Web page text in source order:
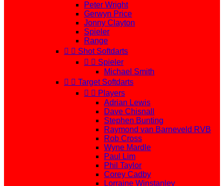
Peter Wright
Gerwyn Price
Jonny Clayton
Spieler
Range
  Shot Softdarts
  Spieler
Michael Smith
  Target Softdarts
  Players
Adrian Lewis
Dave Chisnall
Stephen Bunting
Raymond van Barneveld RVB
Rob Cross
Wyne Mardle
Paul Lim
Phil Taylor
Corey Cadby
Lorraine Winstanley